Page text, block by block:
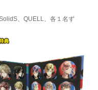
、QUELL、各１名ず